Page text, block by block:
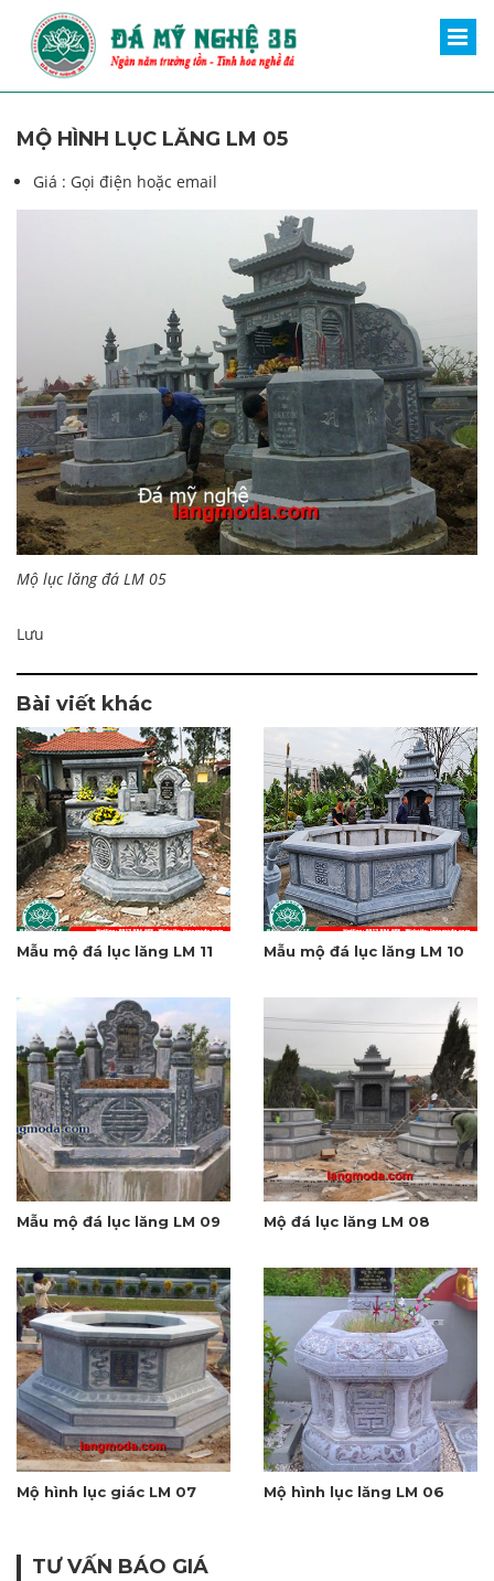
MỘ HÌNH LỤC LĂNG LM 05
Giá : Gọi điện hoặc email
Mộ lục lăng đá LM 05
Lưu
Bài viết khác
Mẫu mộ đá lục lăng LM 11 Mẫu mộ đá lục lăng LM 10
Mẫu mộ đá lục lăng LM 09 Mộ đá lục lăng LM 08
Mộ hình lục giác LM 07 Mộ hình lục lăng LM 06
TƯ VẤN BÁO GIÁ